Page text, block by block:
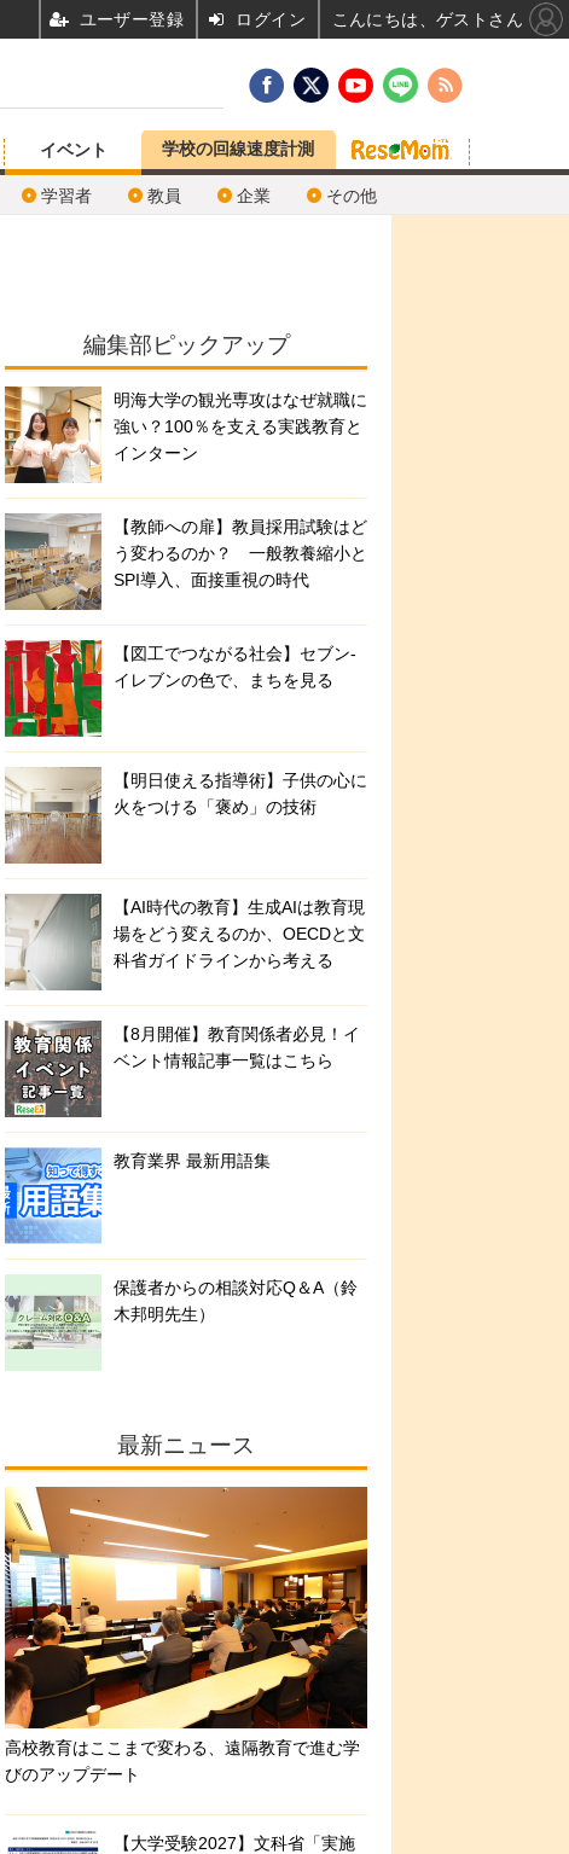
イベント
学習者 教員 企業 その他
学校の回線速度計測
編集部ピックアップ
明海大学の観光専攻はなぜ就職に
強い？100％を支える実践教育と
インターン
【教師への扉】教員採用試験はど
う変わるのか？ 一般教養縮小と
SPI導入、面接重視の時代
【図工でつながる社会】セブン‐
イレブンの色で、まちを見る
【明日使える指導術】子供の心に
火をつける「褒め」の技術
【AI時代の教育】生成AIは教育現
場をどう変えるのか、OECDと文
科省ガイドラインから考える
【8月開催】教育関係者必見！イ
ベント情報記事一覧はこちら
教育業界 最新用語集
保護者からの相談対応Q＆A（鈴
木邦明先生）
最新ニュース
高校教育はここまで変わる、遠隔教育で進む学
びのアップデート
【大学受験2027】文科省「実施
ユーザー登録 ログイン こんにちは、ゲストさん